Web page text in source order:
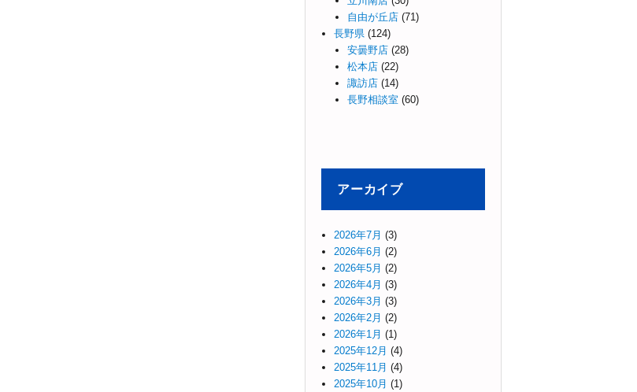
自由が丘店(71)
長野県 (124)
安曇野店(28)
松本店(22)
諏訪店(14)
長野相談室(60)
アーカイブ
2026年7月 (3)
2026年6月 (2)
2026年5月 (2)
2026年4月 (3)
2026年3月 (3)
2026年2月 (2)
2026年1月 (1)
2025年12月 (4)
2025年11月 (4)
2025年10月 (1)